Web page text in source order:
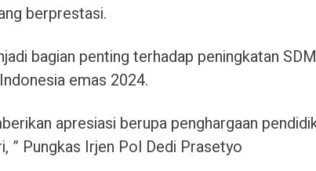
berprestasi.
bagian penting terhadap peningkatan
emas 2024.
apresiasi berupa penghargaan
” Pungkas Irjen Pol Dedi Prasetyo